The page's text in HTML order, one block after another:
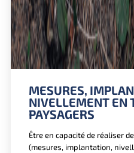
MESURES,
NIVELLEMENT EN
PAYSAGERS
Être en capacité de réaliser
(mesures, implantation,